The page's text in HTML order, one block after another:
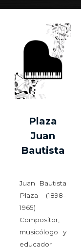
Plaza
Juan
Bautista
Juan Bautista
Plaza (1898–
1965)
Compositor,
musicólogo y
educador